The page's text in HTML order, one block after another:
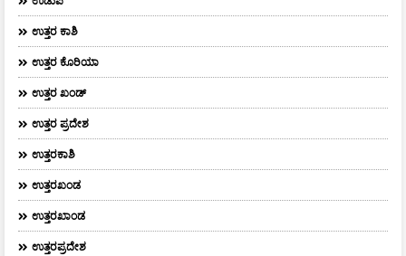
ಉತ್ತರ ಕಾಶಿ
ಉತ್ತರ ಕೊರಿಯಾ
ಉತ್ತರ ಖಂಡ್
ಉತ್ತರ ಪ್ರದೇಶ
ಉತ್ತರಕಾಶಿ
ಉತ್ತರಖಂಡ
ಉತ್ತರಖಾಂಡ
ಉತ್ತರಪ್ರದೇಶ